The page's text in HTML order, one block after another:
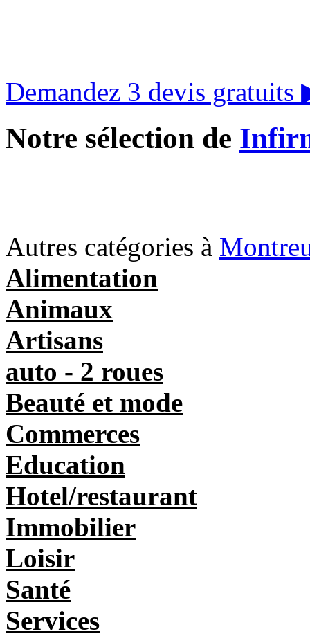
Demandez 3 devis gratuits
Notre sélection de
Autres catégories à
Alimentation
Animaux
Artisans
auto - 2 roues
Beauté et mode
Commerces
Education
Hotel/restaurant
Immobilier
Loisir
Santé
Services